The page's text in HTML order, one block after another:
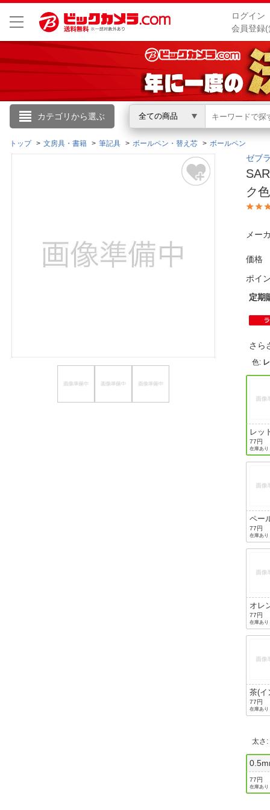
ログイン
会員登録
カテゴリから選ぶ 全ての商品
こんにちは
ログイン
閲覧履歴
トップ 文房具・書籍 筆記具 ボールペン・替え芯 ボールペン
ゼブ
ク
メー
価格
ポイ
定期
さら
色:
レッ
ンジ(
ク色
ドオ
77円
在庫あり
ペー
ー(イ
色：
ブル
77円
在庫あり
オレ
(イン
色：
ジ)
77円
在庫あり
茶(イ
色：
77円
在庫あり
太さ :
77円
在庫あり